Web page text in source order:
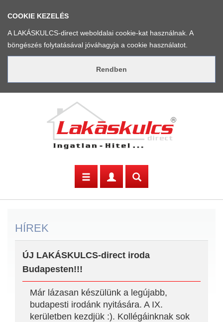
COOKIE KEZELÉS
A LAKÁSKULCS-direct weboldalai cookie-kat használnak. A
böngészés folytatásával jóváhagyja a cookie használatot.
HÍREK
ÚJ LAKÁSKULCS-direct iroda
Budapesten!!!
Már lázasan készülünk a legújabb,
budapesti irodánk nyitására. A IX.
kerületben kezdjük :). Kollégáinknak sok